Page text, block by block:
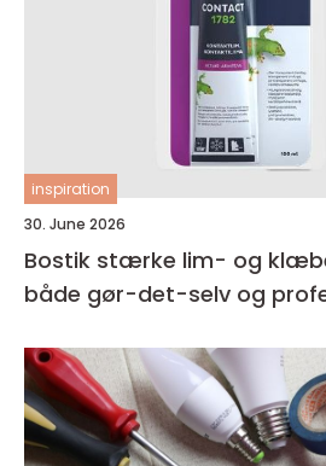
inspiration
30. June 2026
Bostik stærke lim- og klæbeløsninger til
både gør-det-selv og